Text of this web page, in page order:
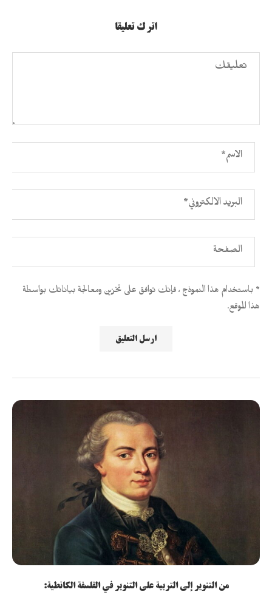
اترك تعليقا
* باستخدام هذا النموذج ، فإنك توافق على تخزين ومعالجة بياناتك بواسطة
هذا الموقع.
من التنوير إلى التربية على التنوير في الفلسفة الكانطية: